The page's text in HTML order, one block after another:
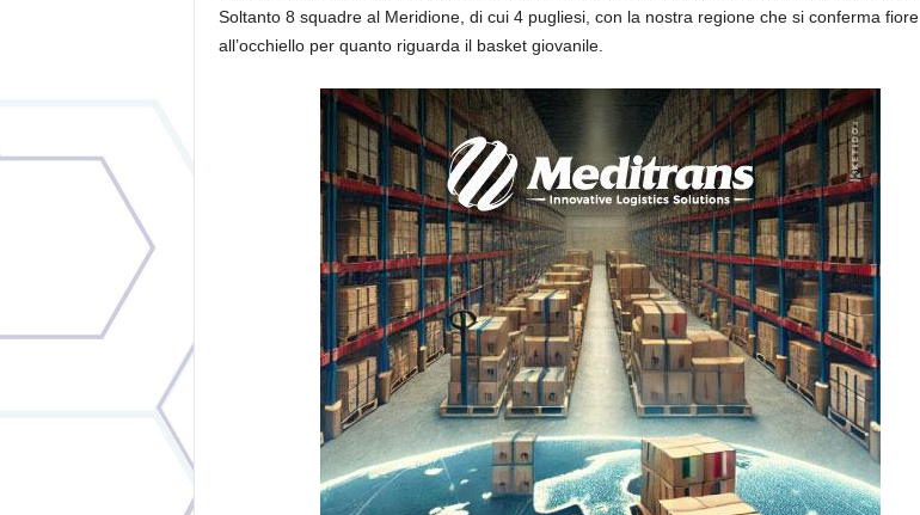
Soltanto 8 squadre al Meridione, di cui 4 pugliesi, con la nostra regione che si conferma fiore
all’occhiello per quanto riguarda il basket giovanile.